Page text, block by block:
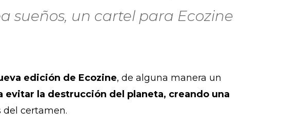
sueños, un cartel para Ecozine
edición de Ecozine, de alguna manera un
evitar la destrucción del planeta, creando una
del certamen.